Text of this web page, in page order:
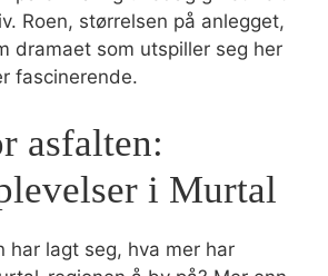
Roen, størrelsen på anlegget,
dramaet som utspiller seg her
fascinerende.
asfalten:
i Murtal
har lagt seg, hva mer har